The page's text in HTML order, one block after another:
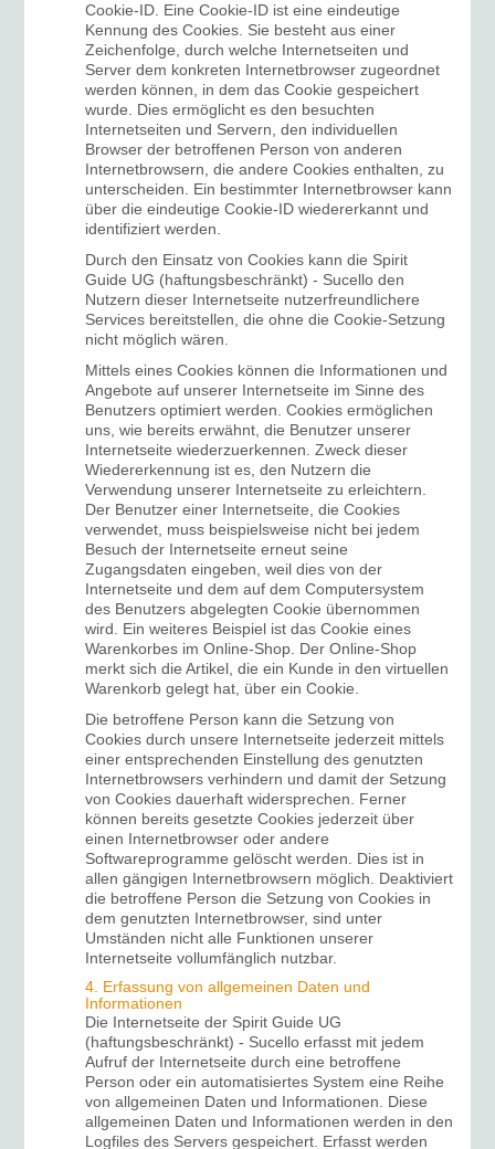
Cookie-ID. Eine Cookie-ID ist eine eindeutige
Kennung des Cookies. Sie besteht aus einer
Zeichenfolge, durch welche Internetseiten und
Server dem konkreten Internetbrowser zugeordnet
werden können, in dem das Cookie gespeichert
wurde. Dies ermöglicht es den besuchten
Internetseiten und Servern, den individuellen
Browser der betroffenen Person von anderen
Internetbrowsern, die andere Cookies enthalten, zu
unterscheiden. Ein bestimmter Internetbrowser kann
über die eindeutige Cookie-ID wiedererkannt und
identifiziert werden.
Durch den Einsatz von Cookies kann die Spirit
Guide UG (haftungsbeschränkt) - Sucello den
Nutzern dieser Internetseite nutzerfreundlichere
Services bereitstellen, die ohne die Cookie-Setzung
nicht möglich wären.
Mittels eines Cookies können die Informationen und
Angebote auf unserer Internetseite im Sinne des
Benutzers optimiert werden. Cookies ermöglichen
uns, wie bereits erwähnt, die Benutzer unserer
Internetseite wiederzuerkennen. Zweck dieser
Wiedererkennung ist es, den Nutzern die
Verwendung unserer Internetseite zu erleichtern.
Der Benutzer einer Internetseite, die Cookies
verwendet, muss beispielsweise nicht bei jedem
Besuch der Internetseite erneut seine
Zugangsdaten eingeben, weil dies von der
Internetseite und dem auf dem Computersystem
des Benutzers abgelegten Cookie übernommen
wird. Ein weiteres Beispiel ist das Cookie eines
Warenkorbes im Online-Shop. Der Online-Shop
merkt sich die Artikel, die ein Kunde in den virtuellen
Warenkorb gelegt hat, über ein Cookie.
Die betroffene Person kann die Setzung von
Cookies durch unsere Internetseite jederzeit mittels
einer entsprechenden Einstellung des genutzten
Internetbrowsers verhindern und damit der Setzung
von Cookies dauerhaft widersprechen. Ferner
können bereits gesetzte Cookies jederzeit über
einen Internetbrowser oder andere
Softwareprogramme gelöscht werden. Dies ist in
allen gängigen Internetbrowsern möglich. Deaktiviert
die betroffene Person die Setzung von Cookies in
dem genutzten Internetbrowser, sind unter
Umständen nicht alle Funktionen unserer
Internetseite vollumfänglich nutzbar.
4. Erfassung von allgemeinen Daten und
Informationen
Die Internetseite der Spirit Guide UG
(haftungsbeschränkt) - Sucello erfasst mit jedem
Aufruf der Internetseite durch eine betroffene
Person oder ein automatisiertes System eine Reihe
von allgemeinen Daten und Informationen. Diese
allgemeinen Daten und Informationen werden in den
Logfiles des Servers gespeichert. Erfasst werden